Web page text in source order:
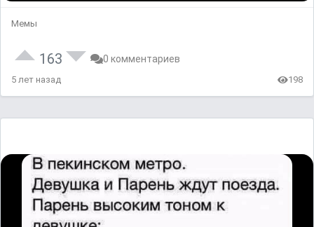
Мемы
163 0 комментариев
5 лет назад 198